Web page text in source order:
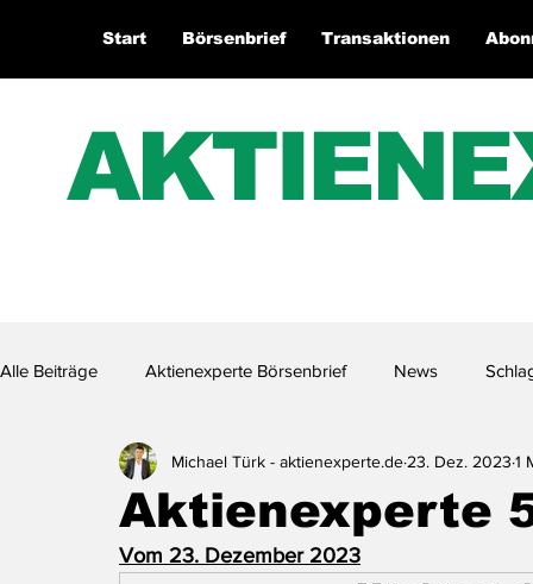
Start Börsenbrief Transaktionen
Alle Beiträge Aktienexperte Börsenbrief News
Aktienexperte.TV
Aktienexperte
Michael Türk - aktienexperte.de 23. Dez. 2023 1
Vom 23. Dezember 2023